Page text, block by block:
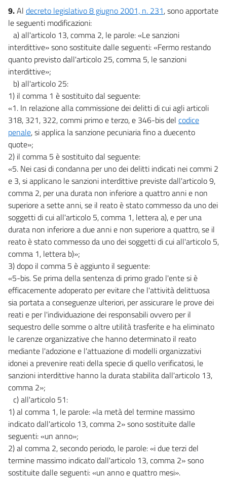
9.Al decreto legislativo 8 giugno 2001, n. 231, sono apportate
le seguenti modificazioni:
a) all'articolo 13, comma 2, le parole: «Le sanzioni
interdittive» sono sostituite dalle seguenti: «Fermo restando
quanto previsto dall'articolo 25, comma 5, le sanzioni
interdittive»;
b) all'articolo 25:
1) il comma 1 è sostituito dal seguente:
«1. In relazione alla commissione dei delitti di cui agli articoli
318, 321, 322, commi primo e terzo, e 346-bis del codice
penale, si applica la sanzione pecuniaria fino a duecento
quote»;
2) il comma 5 è sostituito dal seguente:
«5. Nei casi di condanna per uno dei delitti indicati nei commi 2
e 3, si applicano le sanzioni interdittive previste dall'articolo 9,
comma 2, per una durata non inferiore a quattro anni e non
superiore a sette anni, se il reato è stato commesso da uno dei
soggetti di cui all'articolo 5, comma 1, lettera a), e per una
durata non inferiore a due anni e non superiore a quattro, se il
reato è stato commesso da uno dei soggetti di cui all'articolo 5,
comma 1, lettera b)»;
3) dopo il comma 5 è aggiunto il seguente:
«5-bis. Se prima della sentenza di primo grado l'ente si è
efficacemente adoperato per evitare che l'attività delittuosa
sia portata a conseguenze ulteriori, per assicurare le prove dei
reati e per l'individuazione dei responsabili ovvero per il
sequestro delle somme o altre utilità trasferite e ha eliminato
le carenze organizzative che hanno determinato il reato
mediante l'adozione e l'attuazione di modelli organizzativi
idonei a prevenire reati della specie di quello verificatosi, le
sanzioni interdittive hanno la durata stabilita dall'articolo 13,
comma 2»;
c) all'articolo 51:
1) al comma 1, le parole: «la metà del termine massimo
indicato dall'articolo 13, comma 2» sono sostituite dalle
seguenti: «un anno»;
2) al comma 2, secondo periodo, le parole: «i due terzi del
termine massimo indicato dall'articolo 13, comma 2» sono
sostituite dalle seguenti: «un anno e quattro mesi».